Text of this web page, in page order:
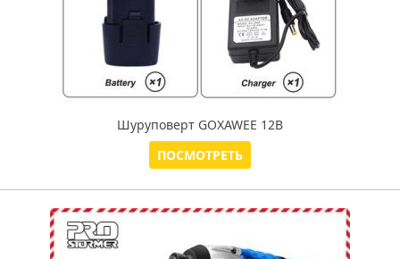
Шуруповерт GOXAWEE 12В
ПОСМОТРЕТЬ